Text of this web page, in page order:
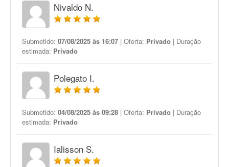
Nivaldo N.
Submetido: 07/08/2025 às 16:07 | Oferta: Privado | Duração
estimada: Privado
Polegato I.
Submetido: 04/08/2025 às 09:28 | Oferta: Privado | Duração
estimada: Privado
Ialisson S.